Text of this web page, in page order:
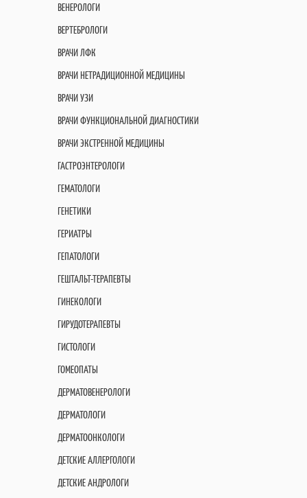
ВЕНЕРОЛОГИ
ВЕРТЕБРОЛОГИ
ВРАЧИ ЛФК
ВРАЧИ НЕТРАДИЦИОННОЙ МЕДИЦИНЫ
ВРАЧИ УЗИ
ВРАЧИ ФУНКЦИОНАЛЬНОЙ ДИАГНОСТИКИ
ВРАЧИ ЭКСТРЕННОЙ МЕДИЦИНЫ
ГАСТРОЭНТЕРОЛОГИ
ГЕМАТОЛОГИ
ГЕНЕТИКИ
ГЕРИАТРЫ
ГЕПАТОЛОГИ
ГЕШТАЛЬТ-ТЕРАПЕВТЫ
ГИНЕКОЛОГИ
ГИРУДОТЕРАПЕВТЫ
ГИСТОЛОГИ
ГОМЕОПАТЫ
ДЕРМАТОВЕНЕРОЛОГИ
ДЕРМАТОЛОГИ
ДЕРМАТООНКОЛОГИ
ДЕТСКИЕ АЛЛЕРГОЛОГИ
ДЕТСКИЕ АНДРОЛОГИ